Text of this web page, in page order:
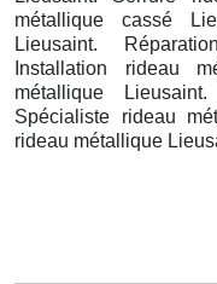
métallique cassé
Lieusaint.
Installation rideau
métallique
Spécialiste rideau
rideau métallique